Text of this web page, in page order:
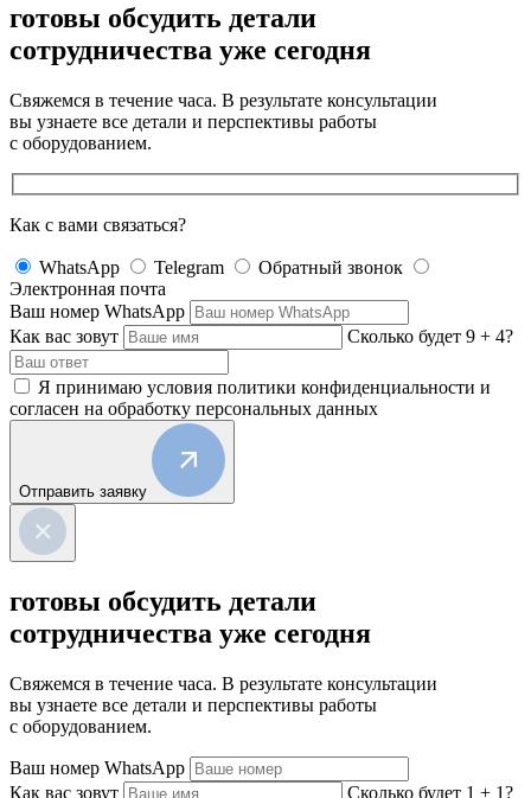
готовы обсудить детали
сотрудничества уже сегодня
Свяжемся в течение часа. В результате консультации
вы узнаете все детали и перспективы работы
с оборудованием.
Как с вами связаться?
WhatsApp Telegram
Обратный звонок
Электронная почта
Ваш номер WhatsApp
Как вас зовут
Сколько будет 9 + 4?
Я принимаю условия политики конфиденциальности и
согласен на обработку персональных данных
Отправить заявку
готовы обсудить детали
сотрудничества уже сегодня
Свяжемся в течение часа. В результате консультации
вы узнаете все детали и перспективы работы
с оборудованием.
Ваш номер WhatsApp
Как вас зовут
Сколько будет 1 + 1?